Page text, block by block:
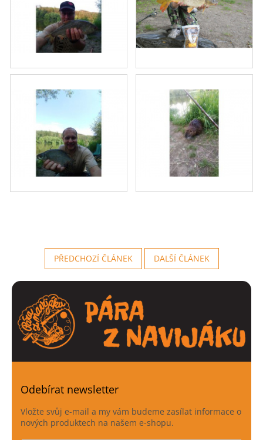
PŘEDCHOZÍ ČLÁNEK DALŠÍ ČLÁNEK
Odebírat newsletter
Vložte svůj e-mail a my vám budeme zasílat informace o
nových produktech na našem e-shopu.